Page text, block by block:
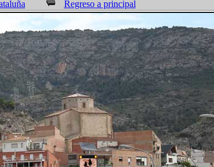
Regreso a principal